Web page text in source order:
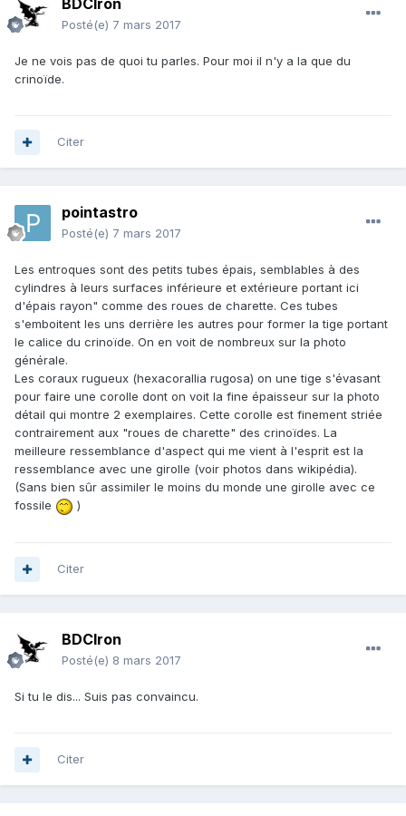
BDCIron
Posté(e) 7 mars 2017
Je ne vois pas de quoi tu parles. Pour moi il n'y a la que du
crinoïde.
Citer
pointastro
Posté(e) 7 mars 2017
Les entroques sont des petits tubes épais, semblables à des
cylindres à leurs surfaces inférieure et extérieure portant ici
d'épais rayon" comme des roues de charette. Ces tubes
s'emboitent les uns derrière les autres pour former la tige portant
le calice du crinoïde. On en voit de nombreux sur la photo
générale.
Les coraux rugueux (hexacorallia rugosa) on une tige s'évasant
pour faire une corolle dont on voit la fine épaisseur sur la photo
détail qui montre 2 exemplaires. Cette corolle est finement striée
contrairement aux "roues de charette" des crinoïdes. La
meilleure ressemblance d'aspect qui me vient à l'esprit est la
ressemblance avec une girolle (voir photos dans wikipédia).
(Sans bien sûr assimiler le moins du monde une girolle avec ce
fossile
)
Citer
BDCIron
Posté(e) 8 mars 2017
Si tu le dis... Suis pas convaincu.
Citer